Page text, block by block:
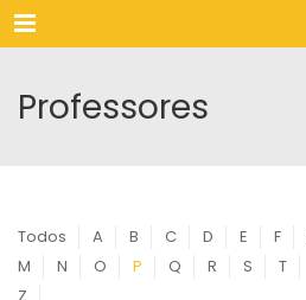
Menu
Professores
Todos A B C D E F
M
N O P Q R S T